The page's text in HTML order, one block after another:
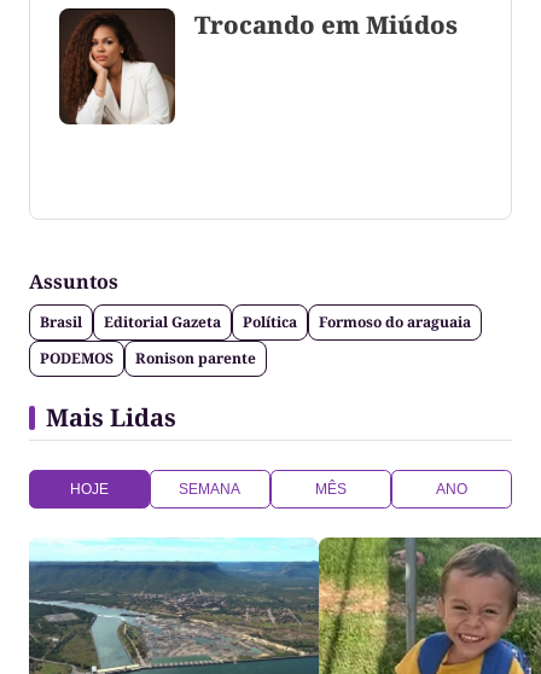
Trocando em Miúdos
consultora de comunicação. CEO Editora-Chefe da
político e anti-fake!
Assuntos
Brasil Editorial Gazeta Política
Formoso do araguaia
PODEMOS
Ronison parente
Mais Lidas
HOJE SEMANA MÊS ANO